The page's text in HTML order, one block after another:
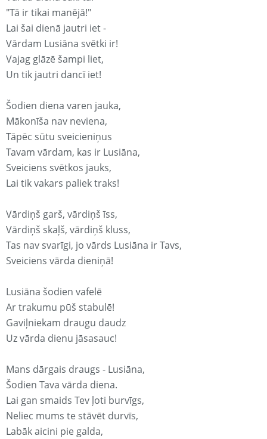
"Tā ir tikai manējā!"
Lai šai dienā jautri iet -
Vārdam Lusiāna svētki ir!
Vajag glāzē šampi liet,
Un tik jautri dancī iet!
Šodien diena varen jauka,
Mākonīša nav neviena,
Tāpēc sūtu sveicieniņus
Tavam vārdam, kas ir Lusiāna,
Sveiciens svētkos jauks,
Lai tik vakars paliek traks!
Vārdiņš garš, vārdiņš īss,
Vārdiņš skaļš, vārdiņš kluss,
Tas nav svarīgi, jo vārds Lusiāna ir Tavs,
Sveiciens vārda dieniņā!
Lusiāna šodien vafelē
Ar trakumu pūš stabulē!
Gaviļniekam draugu daudz
Uz vārda dienu jāsasauc!
Mans dārgais draugs - Lusiāna,
Šodien Tava vārda diena.
Lai gan smaids Tev ļoti burvīgs,
Neliec mums te stāvēt durvīs,
Labāk aicini pie galda,